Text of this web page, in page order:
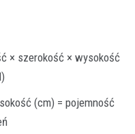
× szerokość × wysokość
(cm) = pojemność